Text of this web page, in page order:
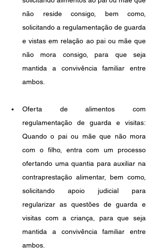
não reside consigo, bem como,
solicitando a regulamentação de guarda
e vistas em relação ao pai ou mãe que
não mora consigo, para que seja
mantida a convivência familiar entre
ambos.
Oferta de alimentos com
regulamentação de guarda e visitas:
Quando o pai ou mãe que não mora
com o filho, entra com um processo
ofertando uma quantia para auxiliar na
contraprestação alimentar, bem como,
solicitando apoio judicial para
regularizar as questões de guarda e
visitas com a criança, para que seja
mantida a convivência familiar entre
ambos.